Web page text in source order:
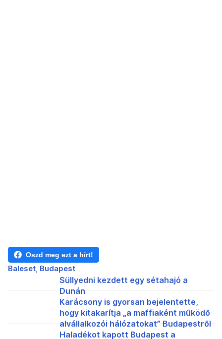
Oszd meg ezt a hírt!
Baleset Budapest
Süllyedni kezdett egy sétahajó a
Dunán
Karácsony is gyorsan bejelentette,
hogy kitakarítja „a maffiaként működő
alvállalkozói hálózatokat” Budapestről
Haladékot kapott Budapest a